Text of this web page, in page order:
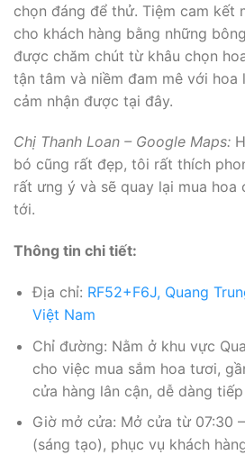
chọn đáng để thử. Tiệm cam kết
cho khách hàng bằng những
được chăm chút từ khâu chọn
tận tâm và niềm đam mê với hoa
cảm nhận được tại đây.
Chị Thanh Loan – Google Maps:
bó cũng rất đẹp, tôi rất thích
rất ưng ý và sẽ quay lại mua hoa
tới.
Thông tin chi tiết:
Địa chỉ: RF52+F6J, Quang
Việt Nam
Chỉ đường: Nằm ở khu vực
cho việc mua sắm hoa tươi,
cửa hàng lân cận, dễ dàng
Giờ mở cửa: Mở cửa từ 07:30
(sáng tạo), phục vụ khách